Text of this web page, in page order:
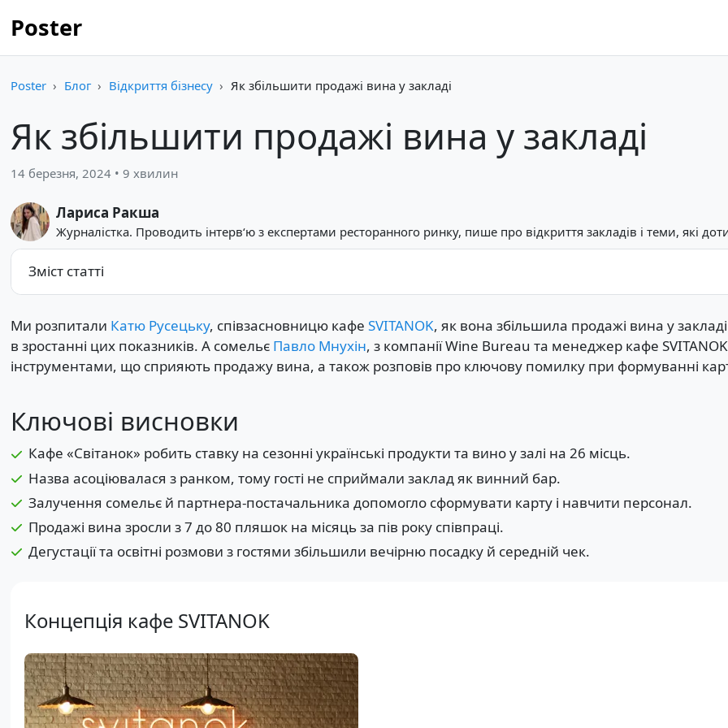
Poster
Poster Блог Відкриття бізнесу Як збільшити продажі вина у закладі
Як збільшити продажі вина у закладі
14 березня, 2024 • 9 хвилин
Лариса Ракша
Журналістка. Проводить інтерв‘ю з експертами ресторанного ринку, пише про відкриття закладів і теми, які
Зміст статті
Ми розпитали Катю Русецьку, співзасновницю кафе SVITANOK, як вона збільшила продажі вина у
в зростанні цих показників. А сомельє Павло Мнухін, з компанії Wine Bureau та менеджер кафе
інструментами, що сприяють продажу вина, а також розповів про ключову помилку при формуванні
Ключові висновки
Кафе «Світанок» робить ставку на сезонні українські продукти та вино у залі на 26 місць.
Назва асоціювалася з ранком, тому гості не сприймали заклад як винний бар.
Залучення сомельє й партнера-постачальника допомогло сформувати карту і навчити персонал.
Продажі вина зросли з 7 до 80 пляшок на місяць за пів року співпраці.
Дегустації та освітні розмови з гостями збільшили вечірню посадку й середній чек.
Концепція кафе SVITANOK